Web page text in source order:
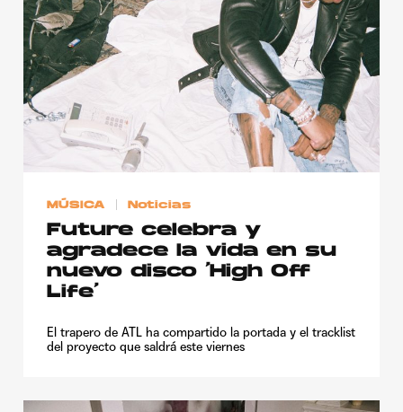
Home
Cover Story
Contacto
Aviso Legal
© 2015-2022 UMOMAG. PROPIEDAD DE UMO agency. TODOS LOS
DERECHOS RESERVADOS.
MÚSICA Noticias
Future celebra y
agradece la vida en su
nuevo disco ‘High Off
Life’
El trapero de ATL ha compartido la portada y el tracklist
del proyecto que saldrá este viernes